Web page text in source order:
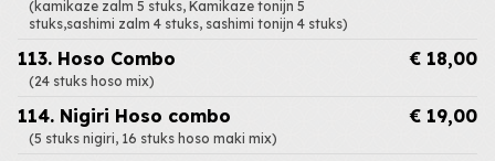
(kamikaze zalm 5 stuks, Kamikaze tonijn 5
stuks,sashimi zalm 4 stuks, sashimi tonijn 4 stuks)
113. Hoso Combo
(24 stuks hoso mix)
€ 18,00
114. Nigiri Hoso combo
(5 stuks nigiri, 16 stuks hoso maki mix)
€ 19,00